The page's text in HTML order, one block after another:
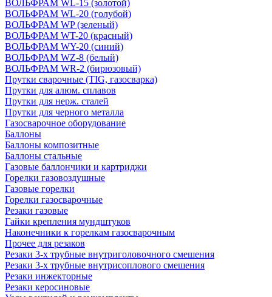
ВОЛЬФРАМ WL-15 (золотой)
ВОЛЬФРАМ WL-20 (голубой)
ВОЛЬФРАМ WP (зеленый)
ВОЛЬФРАМ WT-20 (красный)
ВОЛЬФРАМ WY-20 (синий)
ВОЛЬФРАМ WZ-8 (белый)
ВОЛЬФРАМ WR-2 (бирюзовый)
Прутки сварочные (TIG, газосварка)
Прутки для алюм. сплавов
Прутки для нерж. сталей
Прутки для черного металла
Газосварочное оборудование
Баллоны
Баллоны композитные
Баллоны стальные
Газовые баллончики и картриджи
Горелки газовоздушные
Газовые горелки
Горелки газосварочные
Резаки газовые
Гайки крепления мундштуков
Наконечники к горелкам газосварочным
Прочее для резаков
Резаки 3-х трубные внутриголовочного смешения
Резаки 3-х трубные внутрисоплового смешения
Резаки инжекторные
Резаки керосиновые